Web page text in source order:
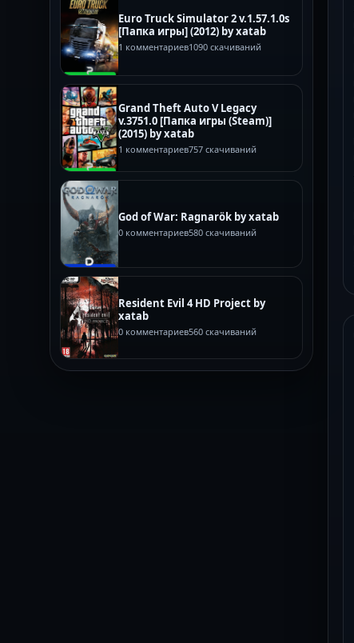
Euro Truck Simulator 2 v.1.57.1.0s
[Папка игры] (2012) by xatab
1 комментариев1090 скачиваний
Grand Theft Auto V Legacy
v.3751.0 [Папка игры (Steam)]
(2015) by xatab
1 комментариев757 скачиваний
God of War: Ragnarök by xatab
0 комментариев580 скачиваний
Resident Evil 4 HD Project by
xatab
0 комментариев560 скачиваний